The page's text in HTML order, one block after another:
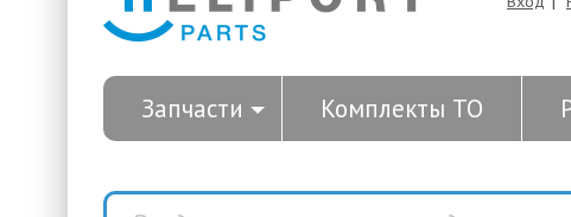
Запчасти Комплекты ТО